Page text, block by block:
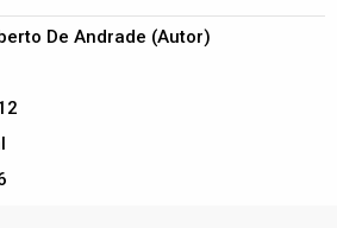
De Andrade (Autor)